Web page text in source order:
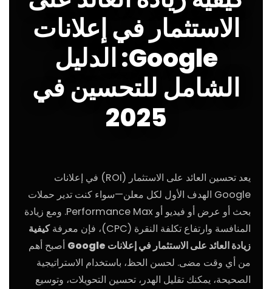
الاستثمار في إعلانات
Google: الدليل
الشامل للتحسين في
2025
يعد تحسين العائد على الاستثمار (ROI) في إعلانات
Google الهدف الأول لكل معلن—سواء كنت تدير حملات
بحث أو عرض أو فيديو أو Performance Max. ومع زيادة
المنافسة وارتفاع تكلفة النقرة (CPC)، فإن معرفة
كيفية
زيادة العائد على الاستثمار في إعلانات Google
أصبح أهم
من أي وقت مضى. لحسن الحظ، باستخدام الاستراتيجية
الصحيحة، يمكنك تقليل الهدر، تحسين التحويلات، وتوسيع